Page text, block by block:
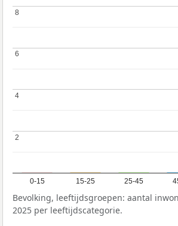
0-15 15-25 25-45
2
2
4
4
6
6
8
8
Bevolking, leeftijdsgroepen: aantal
2025 per leeftijdscategorie.